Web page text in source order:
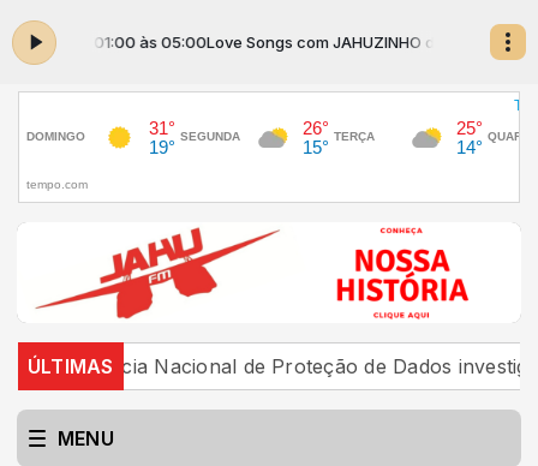
das 01:00 às 05:00Love Songs com JAHUZINHO das 01:00 às 05:00
ÚLTIMASNacional de Proteção de Dados investiga
MENU